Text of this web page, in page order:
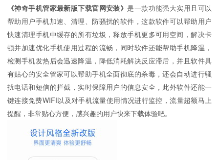
《神奇手机管家最新版下载官网安装》是一款功能强大实用且可以
帮助用户手机加速、清理、防骚扰的软件，这款软件可以帮助用户
快速清理手机中缓存的所有垃圾，释放手机更多可用空间，解决卡
顿并加速优化手机使用过程的流畅，同时软件还能帮助手机降温，
检测手机发热后会迅速降温，降低消耗解决反应滞后，并且软件具
有贴心的安全管家可以帮助手机全面彻底的杀毒，还会自动进行骚
扰电话和短信的拦截，实时保障用户的信息安全，此外软件还能一
键连接免费WIFI以及对手机流量使用情况进行监控，流量超额马上
提醒，非常贴心方便，感兴趣的用户快来下载体验吧。